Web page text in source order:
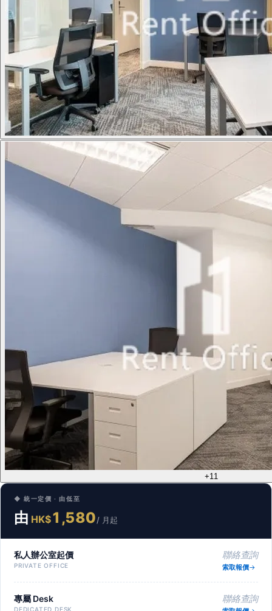
+11
◆ 統一定價 · 由低至
由 HK$1,580/ 月起
私人辦公室起價
PRIVATE OFFICE
聯絡查詢
索取報價
專屬 Desk
DEDICATED DESK
聯絡查詢